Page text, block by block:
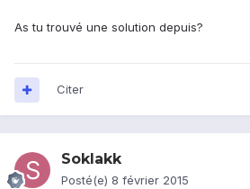
As tu trouvé une solution depuis?
Citer
Soklakk
Posté(e) 8 février 2015